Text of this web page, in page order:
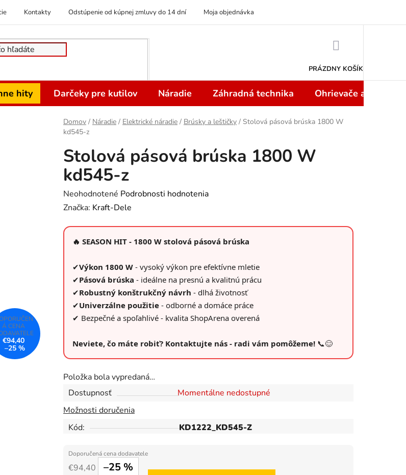
Kontakty Odstúpenie od kúpnej zmluvy do 14 dní Moja objednávka
PRÁZDNY KOŠÍK
hity Darčeky pre kutilov Náradie Záhradná technika Ohrievače a
Domov / Náradie / Elektrické náradie / Brúsky a leštičky / Stolová pásová brúska 1800 W
kd545-z
Stolová pásová brúska 1800 W
kd545-z
Priemerné
hodnotenie
je
hviezdičiek.
Neohodnotené Podrobnosti hodnotenia
Značka: Kraft-Dele
🔥 SEASON HIT - 1800 W stolová pásová brúska
✔Výkon 1800 W - vysoký výkon pre efektívne mletie
✔Pásová brúska - ideálne na presnú a kvalitnú prácu
✔Robustný konštrukčný návrh - dlhá životnosť
✔Univerzálne použitie - odborné a domáce práce
✔ Bezpečné a spoľahlivé - kvalita ShopArena overená
Neviete, čo máte robiť? Kontaktujte nás - radi vám pomôžeme! 📞😊
Položka bola vypredaná…
Dostupnosť
Momentálne nedostupné
Možnosti doručenia
Kód:
KD1222_KD545-Z
€94,40 –25 %
€94,40
–25 %